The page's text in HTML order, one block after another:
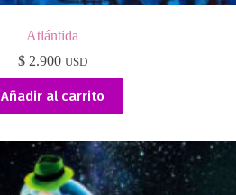
Atlántida
$2.900 USD
Añadir al carrito